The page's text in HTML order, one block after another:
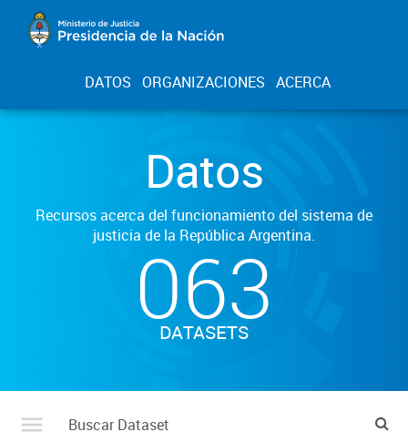
DATOS ORGANIZACIONES ACERCA
Datos
Recursos acerca del funcionamiento del sistema de
justicia de la República Argentina.
063
DATASETS